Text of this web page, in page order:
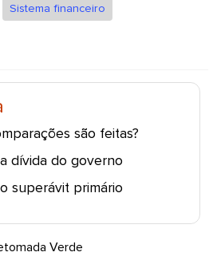
Sistema financeiro
são feitas?
dívida do governo
superávit primário
Verde